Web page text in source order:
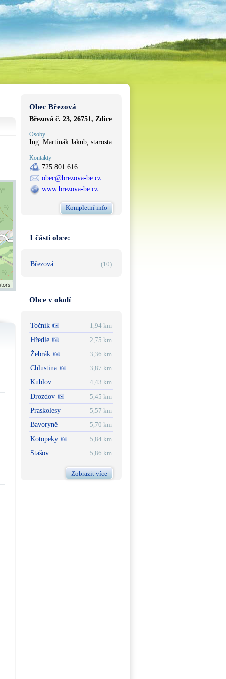
Obec Březová
Březová č. 23, 26751, Zdice
Osoby
Ing. Martinák Jakub, starosta
Kontakty
725 801 616
obec@brezova-be.cz
www.brezova-be.cz
Kompletní info
1 části obce:
Březová (10)
Obce v okolí
Točník
1,94 km
Hředle
2,75 km
Žebrák
3,36 km
Chlustina
3,87 km
Kublov
4,43 km
Drozdov
5,45 km
Praskolesy
5,57 km
Bavoryně
5,70 km
Kotopeky
5,84 km
Stašov
5,86 km
Zobrazit více